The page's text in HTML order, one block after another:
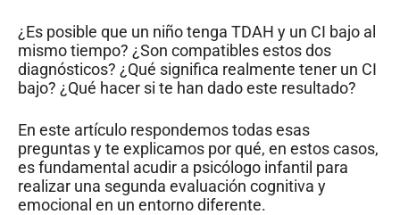
¿Es posible que un niño tenga TDAH y un CI bajo al
mismo tiempo? ¿Son compatibles estos dos
diagnósticos? ¿Qué significa realmente tener un CI
bajo? ¿Qué hacer si te han dado este resultado?
En este artículo respondemos todas esas
preguntas y te explicamos por qué, en estos casos,
es fundamental acudir a psicólogo infantil para
realizar una segunda evaluación cognitiva y
emocional en un entorno diferente.